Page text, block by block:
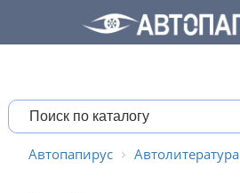
Автопапирус Автолитература